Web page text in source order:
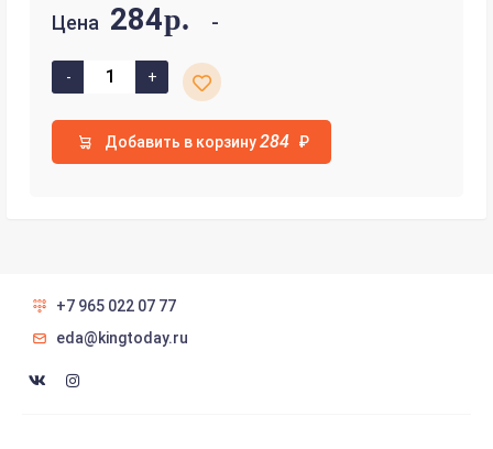
Цена 284р.
Добавить в корзину 284 ₽
+7 965 022 07 77
eda@kingtoday.ru